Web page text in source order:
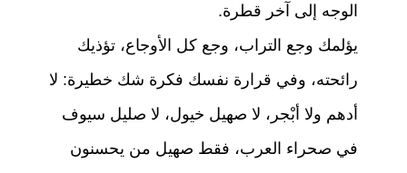
الوجه إلى آخر قطرة.
يؤلمك وجع التراب، وجع كل الأوجاع، تؤذيك
رائحته، وفي قرارة نفسك فكرة شك خطيرة: لا
أدهم ولا أبْجر، لا صهيل خيول، لا صليل سيوف
في صحراء العرب، فقط صهيل من يحسنون